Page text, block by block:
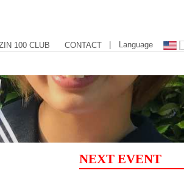
100 CLUB CONTACT | Language
NEXT EVENT